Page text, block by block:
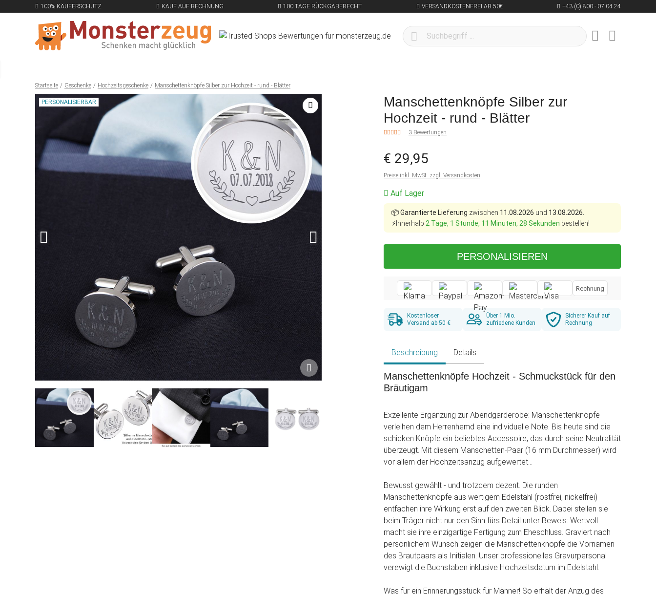
100% KÄUFERSCHUTZ KAUF AUF RECHNUNG 100 TAGE RÜCKGABERECHT VERSANDKOSTENFREI AB 50€ +43 (0) 800 - 07 04 24
Startseite Geschenke Hochzeitsgeschenke Manschettenknöpfe Silber zur Hochzeit - rund - Blätter
PERSONALISIERBAR
Manschettenknöpfe Silber zur
Hochzeit - rund - Blätter
3 Bewertungen
€ 29,95
Preise inkl. MwSt. zzgl. Versandkosten
Auf Lager
📦Garantierte Lieferung zwischen 11.08.2026 und 13.08.2026.
⚡Innerhalb 2 Tage, 1 Stunde, 11 Minuten, 27 Sekunden bestellen!
PERSONALISIEREN
Rechnung
Kostenloser
Versand ab 50 €
Über 1 Mio.
zufriedene Kunden
Sicherer Kauf auf
Rechnung
Beschreibung Details
Manschettenknöpfe Hochzeit - Schmuckstück für den
Bräutigam
Exzellente Ergänzung zur Abendgarderobe: Manschettenknöpfe
verleihen dem Herrenhemd eine individuelle Note. Bis heute sind die
schicken Knöpfe ein beliebtes Accessoire, das durch seine Neutralität
überzeugt. Mit diesem Manschetten-Paar (16 mm Durchmesser) wird
vor allem der Hochzeitsanzug aufgewertet...
Bewusst gewählt - und trotzdem dezent. Die runden
Manschettenknöpfe aus wertigem Edelstahl (rostfrei, nickelfrei)
entfachen ihre Wirkung erst auf den zweiten Blick. Dabei stellen sie
beim Träger nicht nur den Sinn fürs Detail unter Beweis: Wertvoll
macht sie ihre einzigartige Fertigung zum Eheschluss. Graviert nach
persönlichem Wunsch zeigen die Manschettenknöpfe die Vornamen
des Brautpaars als Initialen. Unser professionelles Gravurpersonal
verewigt die Buchstaben inklusive Hochzeitsdatum im Edelstahl.
Was für ein Erinnerungsstück für Männer! So erhält der Anzug des